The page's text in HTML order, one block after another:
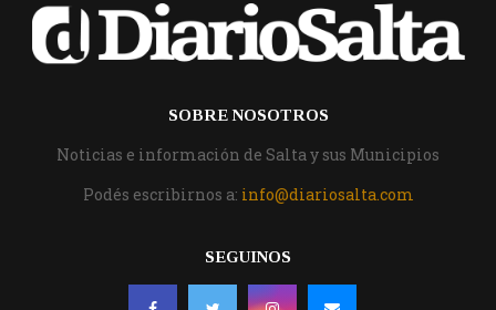
SOBRE NOSOTROS
Noticias e información de Salta y sus Municipios
Podés escribirnos a: info@diariosalta.com
SEGUINOS